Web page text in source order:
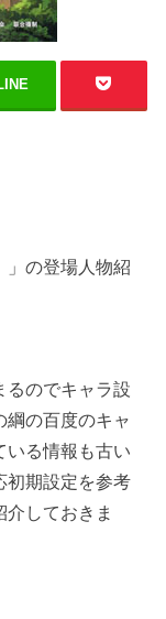
」の登場人物紹
るのでキャラ設
綱の百度のキャ
いる情報も古い
初期設定を参考
しておきま